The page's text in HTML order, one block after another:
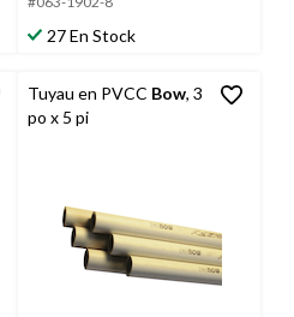
5.
évaluations
27 En Stock
Tuyau en PVCC Bow, 3
po x 5 pi